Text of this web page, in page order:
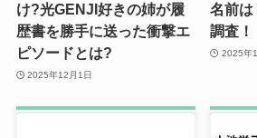
け?光GENJI好きの姉が履
歴書を勝手に送った衝撃エ
ピソードとは?
2025年12月1日
名前は
調査！
2025年